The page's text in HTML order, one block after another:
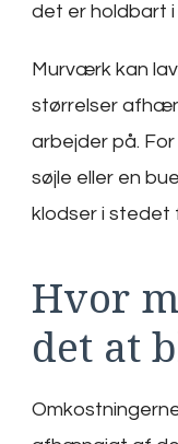
det er holdbart
Murværk kan
størrelser
arbejder på. For
søjle eller en
klodser i stedet
Hvor
det at